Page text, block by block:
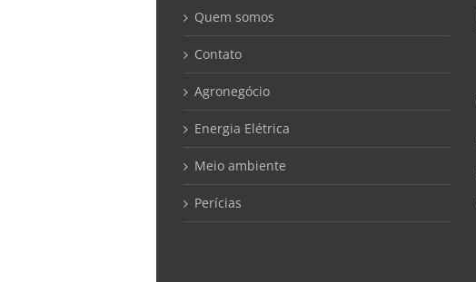
Quem somos
Contato
Agronegócio
Energia Elétrica
Meio ambiente
Perícias